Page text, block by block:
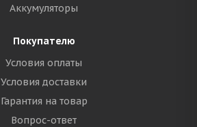
Аккумуляторы
Покупателю
Условия оплаты
Условия доставки
Гарантия на товар
Вопрос-ответ